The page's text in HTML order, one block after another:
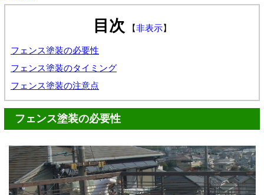
目次 【非表示】
フェンス塗装の必要性
フェンス塗装のタイミング
フェンス塗装の注意点
フェンス塗装の必要性